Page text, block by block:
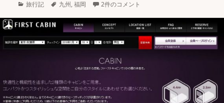
カ
ゴ
ー
旅行記
タ
九州,福岡 2件のコメント